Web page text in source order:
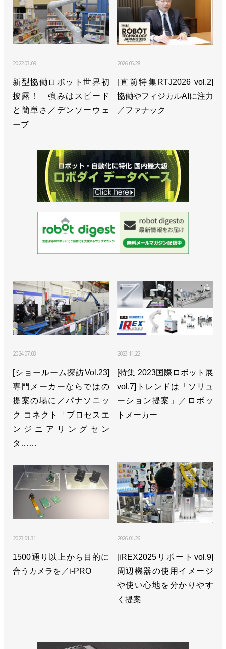
2022.03.09
新型協働ロボット世界初
披露！ 強みはスピード
と簡単さ／デンソーウェ
ーブ
2026.05.28
[直前特集RTJ2026 vol.2]
協働やフィジカルAIに注力
／ファナック
2024.07.03
[ショールーム探訪Vol.23]
専門メーカーならではの
提案の場に／パナソニッ
ク コネクト「プロセスエ
ンジニアリングセン
タ……
2023.11.22
[特集 2023国際ロボット展
vol.7]トレンドは「ソリュ
ーション提案」／ロボッ
トメーカー
2023.01.31
1500通り以上から目的に
合うカメラを／i-PRO
2026.01.26
[iREX2025リポートvol.9]
周辺機器の使用イメージ
や使い心地を分かりやす
く提案